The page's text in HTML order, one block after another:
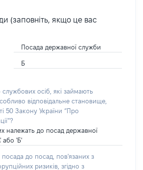
(заповніть, якщо це вас
Посада державної служби
Б
осіб, які займають
відповідальне становище,
50 Закону України “Про
належать до посад державної
або 'Б'
до посад, пов'язаних з
ризиків, згідно з